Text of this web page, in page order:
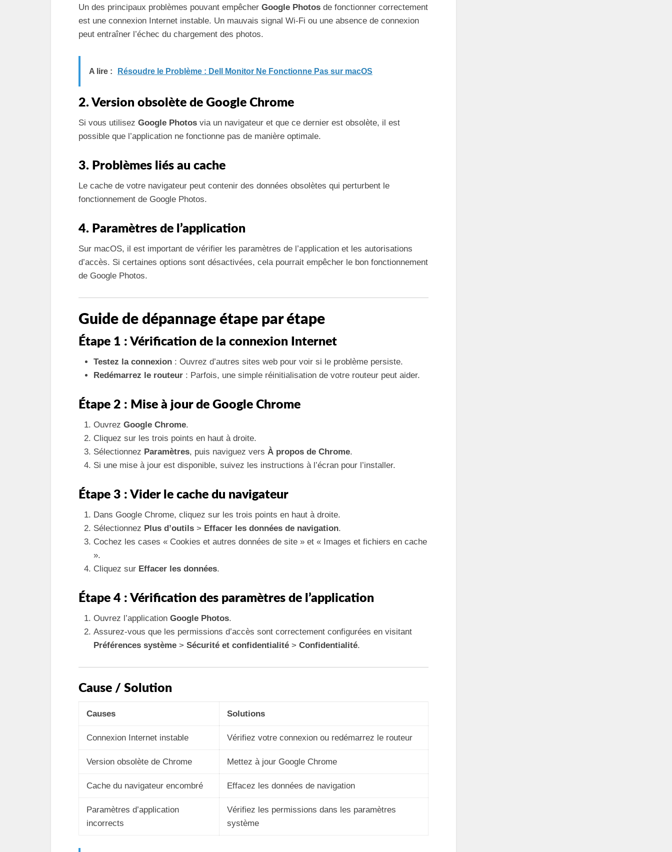
Un des principaux problèmes pouvant empêcher Google Photos de fonctionner correctement
est une connexion Internet instable. Un mauvais signal Wi-Fi ou une absence de connexion
peut entraîner l’échec du chargement des photos.
A lire : Résoudre le Problème : Dell Monitor Ne Fonctionne Pas sur macOS
2. Version obsolète de Google Chrome
Si vous utilisez Google Photos via un navigateur et que ce dernier est obsolète, il est
possible que l’application ne fonctionne pas de manière optimale.
3. Problèmes liés au cache
Le cache de votre navigateur peut contenir des données obsolètes qui perturbent le
fonctionnement de Google Photos.
4. Paramètres de l’application
Sur macOS, il est important de vérifier les paramètres de l’application et les autorisations
d’accès. Si certaines options sont désactivées, cela pourrait empêcher le bon fonctionnement
de Google Photos.
Guide de dépannage étape par étape
Étape 1 : Vérification de la connexion Internet
Testez la connexion : Ouvrez d’autres sites web pour voir si le problème persiste.
Redémarrez le routeur : Parfois, une simple réinitialisation de votre routeur peut aider.
Étape 2 : Mise à jour de Google Chrome
Ouvrez Google Chrome.
Cliquez sur les trois points en haut à droite.
Sélectionnez Paramètres, puis naviguez vers À propos de Chrome.
Si une mise à jour est disponible, suivez les instructions à l’écran pour l’installer.
Étape 3 : Vider le cache du navigateur
Dans Google Chrome, cliquez sur les trois points en haut à droite.
Sélectionnez Plus d’outils > Effacer les données de navigation.
Cochez les cases « Cookies et autres données de site » et « Images et fichiers en cache
».
Cliquez sur Effacer les données.
Étape 4 : Vérification des paramètres de l’application
Ouvrez l’application Google Photos.
Assurez-vous que les permissions d’accès sont correctement configurées en visitant
Préférences système > Sécurité et confidentialité > Confidentialité.
Cause / Solution
Causes Solutions
Connexion Internet instable Vérifiez votre connexion ou redémarrez le routeur
Version obsolète de Chrome Mettez à jour Google Chrome
Cache du navigateur encombré Effacez les données de navigation
Paramètres d’application
incorrects
Vérifiez les permissions dans les paramètres
système